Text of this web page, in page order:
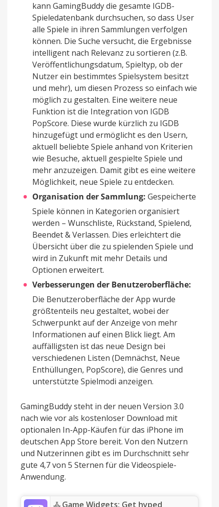
kann GamingBuddy die gesamte IGDB-
Spieledatenbank durchsuchen, so dass User
alle Spiele in ihren Sammlungen verfolgen
können. Die Suche versucht, die Ergebnisse
intelligent nach Relevanz zu sortieren (z.B.
Veröffentlichungsdatum, Spieltyp, ob der
Nutzer ein bestimmtes Spielsystem besitzt
und mehr), um diesen Prozess so einfach wie
möglich zu gestalten. Eine weitere neue
Funktion ist die Integration von IGDB
PopScore. Diese wurde kürzlich zu IGDB
hinzugefügt und ermöglicht es den Usern,
aktuell beliebte Spiele anhand von Kriterien
wie Besuche, aktuell gespielte Spiele und
mehr anzuzeigen. Damit gibt es eine weitere
Möglichkeit, neue Spiele zu entdecken.
Organisation der Sammlung: Gespeicherte
Spiele können in Kategorien organisiert
werden – Wunschliste, Rückstand, Spielend,
Beendet & Verlassen. Dies erleichtert die
Übersicht über die zu spielenden Spiele und
wird in Zukunft mit mehr Details und
Optionen erweitert.
Verbesserungen der Benutzeroberfläche:
Die Benutzeroberfläche der App wurde
größtenteils neu gestaltet, wobei der
Schwerpunkt auf der Anzeige von mehr
Informationen auf einen Blick liegt. Am
auffälligsten ist das neue Design bei
verschiedenen Listen (Demnächst, Neue
Enthüllungen, PopScore), die Genres und
unterstützte Spielmodi anzeigen.
GamingBuddy steht in der neuen Version 3.0
nach wie vor als kostenloser Download mit
optionalen In-App-Käufen für das iPhone im
deutschen App Store bereit. Von den Nutzern
und Nutzerinnen gibt es im Durchschnitt sehr
gute 4,7 von 5 Sternen für die Videospiele-
Anwendung.
‎Game Widgets: Get hyped